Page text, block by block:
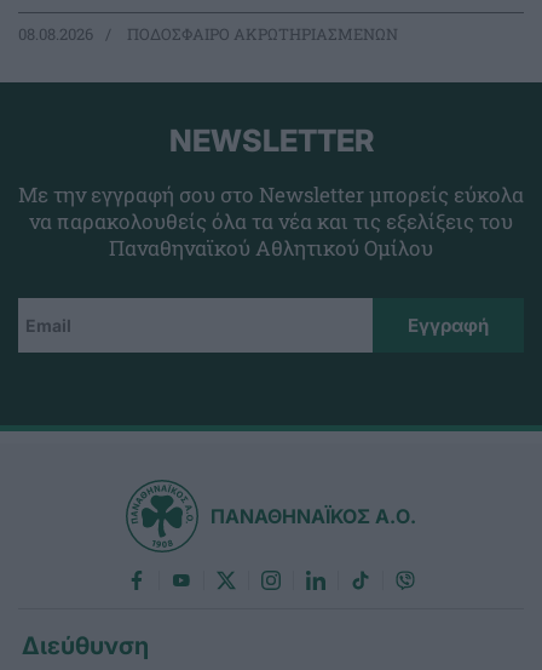
08.08.2026 ΠΟΔΟΣΦΑΙΡΟ ΑΚΡΩΤΗΡΙΑΣΜΕΝΩΝ
NEWSLETTER
Με την εγγραφή σου στο Newsletter μπορείς εύκολα
να παρακολουθείς όλα τα νέα και τις εξελίξεις του
Παναθηναϊκού Αθλητικού Ομίλου
ΠΑΝΑΘΗΝΑΪΚΟΣ Α.Ο.
Διεύθυνση